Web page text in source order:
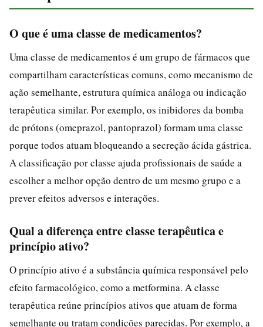
O que é uma classe de medicamentos?
Uma classe de medicamentos é um grupo de fármacos que
compartilham características comuns, como mecanismo de
ação semelhante, estrutura química análoga ou indicação
terapêutica similar. Por exemplo, os inibidores da bomba
de prótons (omeprazol, pantoprazol) formam uma classe
porque todos atuam bloqueando a secreção ácida gástrica.
A classificação por classe ajuda profissionais de saúde a
escolher a melhor opção dentro de um mesmo grupo e a
prever efeitos adversos e interações.
Qual a diferença entre classe terapêutica e
princípio ativo?
O princípio ativo é a substância química responsável pelo
efeito farmacológico, como a metformina. A classe
terapêutica reúne princípios ativos que atuam de forma
semelhante ou tratam condições parecidas. Por exemplo, a